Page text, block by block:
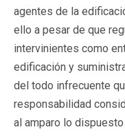
agentes de la
ello a pesar de que
intervinientes como
edificación y
del todo infrecuente
responsabilidad
al amparo lo